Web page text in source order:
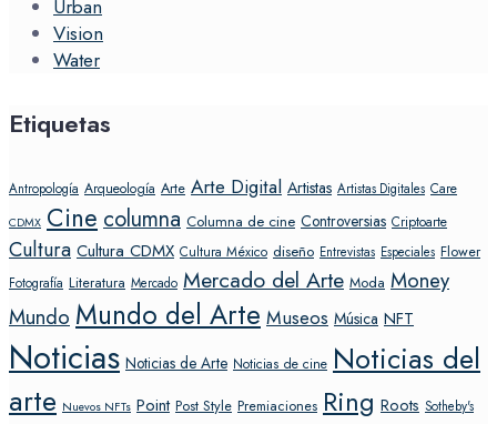
Urban
Vision
Water
Etiquetas
Antropología Arqueología Arte Arte Digital Artistas Artistas Digitales Care
CDMX Cine columna Columna de cine Controversias Criptoarte
Cultura Cultura CDMX Cultura México diseño Entrevistas Especiales Flower
Fotografía Literatura Mercado Mercado del Arte Moda Money
Mundo Mundo del Arte Museos Música NFT
Noticias Noticias de Arte Noticias de cine Noticias del
arte Nuevos NFTs Point Post Style Premiaciones Ring Roots Sotheby's